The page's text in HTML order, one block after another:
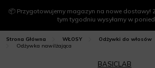
📦 Przygotowujemy magazyn na nowe dostawy!
tym tygodniu wysyłamy w
Strona Główna WŁOSY
Odżywki do włosów
Odżywka nawilżająca
BASICLAB